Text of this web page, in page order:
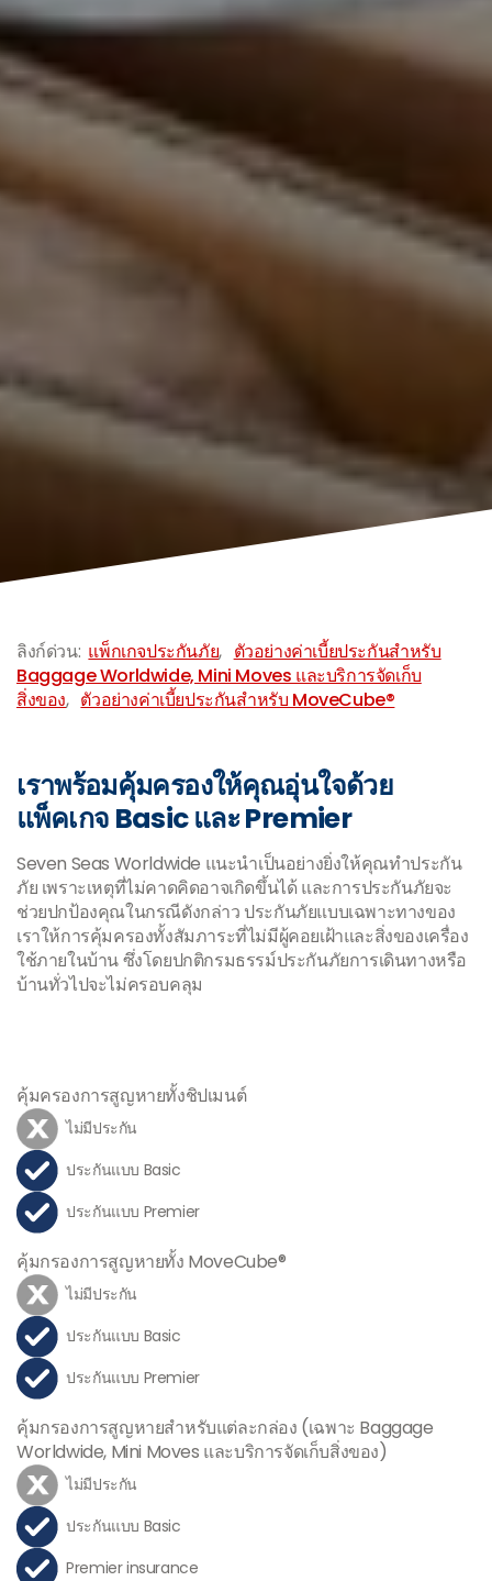
ลิงก์ด่วน: แพ็กเกจประกันภัย, ตัวอย่างค่าเบี้ยประกันสำหรับ
Baggage Worldwide, Mini Moves และบริการจัดเก็บ
สิ่งของ, ตัวอย่างค่าเบี้ยประกันสำหรับ MoveCube®
เราพร้อมคุ้มครองให้คุณอุ่นใจด้วย
แพ็คเกจ Basic และ Premier
Seven Seas Worldwide แนะนำเป็นอย่างยิ่งให้คุณทำประกัน
ภัย เพราะเหตุที่ไม่คาดคิดอาจเกิดขึ้นได้ และการประกันภัยจะ
ช่วยปกป้องคุณในกรณีดังกล่าว ประกันภัยแบบเฉพาะทางของ
เราให้การคุ้มครองทั้งสัมภาระที่ไม่มีผู้คอยเฝ้าและสิ่งของเครื่อง
ใช้ภายในบ้าน ซึ่งโดยปกติกรมธรรม์ประกันภัยการเดินทางหรือ
บ้านทั่วไปจะไม่ครอบคลุม
คุ้มครองการสูญหายทั้งชิปเมนต์
ไม่มีประกัน
ประกันแบบ Basic
ประกันแบบ Premier
คุ้มกรองการสูญหายทั้ง MoveCube®
ไม่มีประกัน
ประกันแบบ Basic
ประกันแบบ Premier
คุ้มกรองการสูญหายสำหรับแต่ละกล่อง (เฉพาะ Baggage
Worldwide, Mini Moves และบริการจัดเก็บสิ่งของ)
ไม่มีประกัน
ประกันแบบ Basic
Premier insurance